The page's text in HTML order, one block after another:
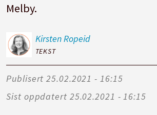
Melby.
KirstenRopeid
TEKST
Publisert
25.02.2021 - 16:15
Sist oppdatert
25.02.2021 - 16:15